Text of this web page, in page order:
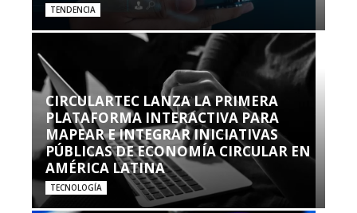
TENDENCIA
CIRCULARTEC LANZA LA PRIMERA
PLATAFORMA INTERACTIVA PARA
MAPEAR E INTEGRAR INICIATIVAS
PÚBLICAS DE ECONOMÍA CIRCULAR EN
AMÉRICA LATINA
TECNOLOGÍA